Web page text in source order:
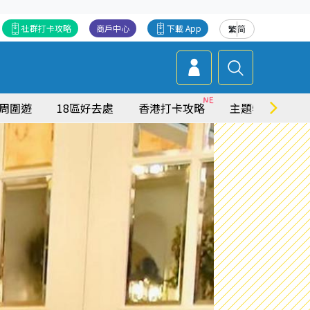
繁简
下載 App
商戶中心
社群打卡攻略
圍遊 18區好去處 香港打卡攻略 主題特集